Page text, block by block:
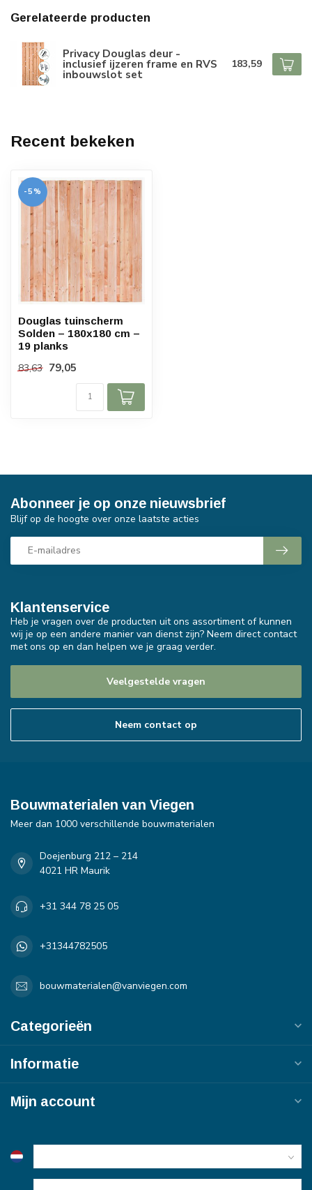
Gerelateerde producten
Privacy Douglas deur -
inclusief ijzeren frame en RVS
inbouwslot set
183,59
Recent bekeken
-5%
Douglas tuinscherm
Solden – 180x180 cm –
19 planks
83,63 79,05
Klantenservice
Heb je vragen over de producten uit ons assortiment of kunnen
wij je op een andere manier van dienst zijn? Neem direct contact
met ons op en dan helpen we je graag verder.
Veelgestelde vragen
Neem contact op
Abonneer je op onze nieuwsbrief
Blijf op de hoogte over onze laatste acties
Bouwmaterialen van Viegen
Meer dan 1000 verschillende bouwmaterialen
Doejenburg 212 – 214
4021 HR Maurik
+31 344 78 25 05
+31344782505
bouwmaterialen@vanviegen.com
Categorieën
Informatie
Mijn account